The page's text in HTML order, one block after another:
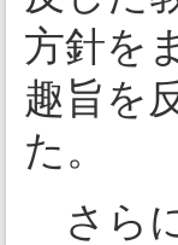
方針を
趣旨を
た。
さら